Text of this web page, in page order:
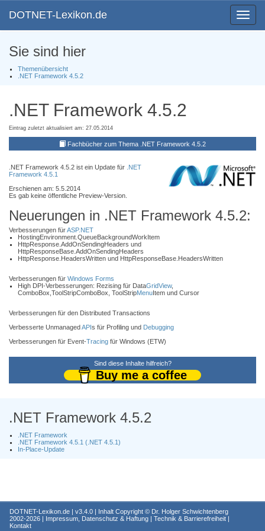
Toggle
DOTNET-Lexikon.de
Sie sind hier
Themenübersicht
.NET Framework 4.5.2
.NET Framework 4.5.2
Eintrag zuletzt aktualisiert am: 27.05.2014
Fachbücher zum Thema .NET Framework 4.5.2
.NET Framework 4.5.2 ist ein Update für .NET
Framework 4.5.1
Erschienen am: 5.5.2014
Es gab keine öffentliche Preview-Version.
Neuerungen in .NET Framework 4.5.2:
Verbesserungen fürASP.NET
HostingEnvironment.QueueBackgroundWorkItem
HttpResponse.AddOnSendingHeaders und
HttpResponseBase.AddOnSendingHeaders
HttpResponse.HeadersWritten und HttpResponseBase.HeadersWritten
Verbesserungen für Windows Forms
High DPI-Verbesserungen: Rezising für DataGridView,
ComboBox,ToolStripComboBox, ToolStripMenuItem und Cursor
Verbesserungen für den Distributed Transactions
Verbesserte UnmanagedAPIs für Profiling und Debugging
Verbesserungen für Event-Tracing für Windows (ETW)
Sind diese Inhalte hilfreich?
Buy me a coffee
.NET Framework 4.5.2
.NET Framework
.NET Framework 4.5.1 (.NET 4.5.1)
In-Place-Update
DOTNET-Lexikon.de | v3.4.0 | Inhalt Copyright © Dr. Holger Schwichtenberg
2002-2026 | Impressum, Datenschutz & Haftung | Technik & Barrierefreiheit |
Kontakt